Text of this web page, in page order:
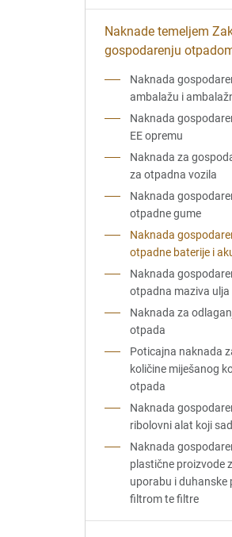
Naknade temeljem
gospodarenju
Naknada
ambalažu i
Naknada
EE opremu
Naknada za
za otpadna vozila
Naknada
otpadne gume
Naknada
otpadne baterije i
Naknada
otpadna maziva ulja
Naknada za
otpada
Poticajna naknada
količine miješanog
otpada
Naknada
ribolovni alat koji
Naknada
plastične proizvode
uporabu i duhanske
filtrom te filtre